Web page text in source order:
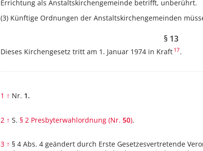
Errichtung als Anstaltskirchengemeinde betrifft, unberührt.
(3) Künftige Ordnungen der Anstaltskirchengemeinden
§ 13
Dieses Kirchengesetz tritt am 1. Januar 1974 in Kraft 17.
1 ↑ Nr. 1.
2 ↑ S. § 2 Presbyterwahlordnung (Nr.50).
3 ↑ § 4 Abs. 4 geändert durch Erste Gesetzesvertretende